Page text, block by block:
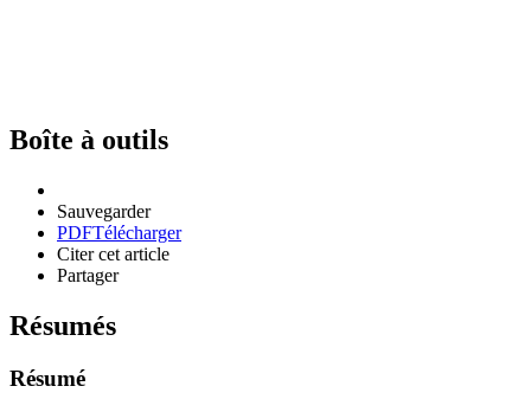
Boîte à outils
Sauvegarder
PDFTélécharger
Citer cet article
Partager
Résumés
Résumé